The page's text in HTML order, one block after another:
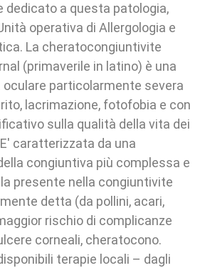
dedicato a questa patologia,
operativa di Allergologia e
La cheratocongiuntivite
(primaverile in latino) è una
oculare particolarmente severa
lacrimazione, fotofobia e con
sulla qualità della vita dei
caratterizzata da una
congiuntiva più complessa e
presente nella congiuntivite
detta (da pollini, acari,
rischio di complicanze
corneali, cheratocono.
terapie locali – dagli